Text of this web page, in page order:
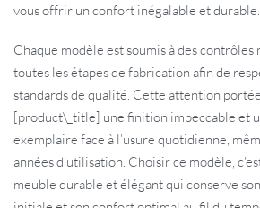
vous offrir un confort inégalable et durable.
Chaque modèle est soumis à des
toutes les étapes de fabrication afin de
standards de qualité. Cette attention
[product\_title] une finition impeccable et
exemplaire face à l’usure quotidienne,
années d’utilisation. Choisir ce modèle,
meuble durable et élégant qui conserve